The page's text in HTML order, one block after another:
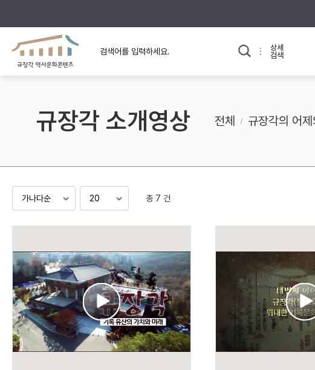
규장각의 어제와 오늘
규장각 소개영상
사료와 문학으로 본
고대
고려
조선 후기
교과 연
상세
검색
검색 연산자 사용안내
연산자 사용 예 설명
AND 정조 AND 정약용
“정조”와 “정약용”이 동시에 포
OR 정조 OR 정약용 “정조” 또는 “정약용”이 포함된
“정조”가 나온 후 “정약용”이
규장각 소개영상 전체 규장각의 어
총 7 건